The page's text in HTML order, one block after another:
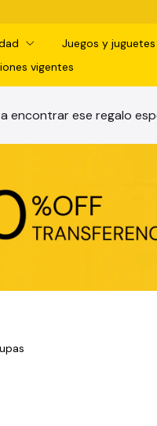
Juegos y juguetes
vigentes
encontrar ese regalo